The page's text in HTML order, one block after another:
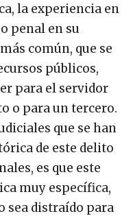
la experiencia en
penal en su
común, que se
públicos,
para el servidor
o para un tercero.
que se han
de este delito
es que este
muy específica,
sea distraído para